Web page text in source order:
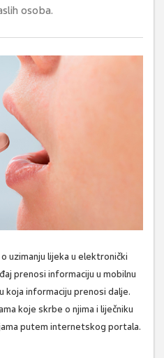
osoba.
uzimanju lijeka u elektronički
prenosi informaciju u mobilnu
koja informaciju prenosi dalje.
koje skrbe o njima i liječniku
putem internetskog portala.